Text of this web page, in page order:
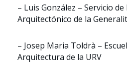
– Luis González – Servicio
Arquitectónico de la
– Josep Maria Toldrà –
Arquitectura de la URV